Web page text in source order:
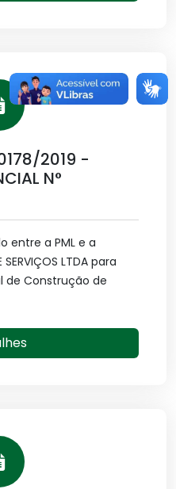
2019 -
N°
entre a PML e a
LTDA para
Construção de